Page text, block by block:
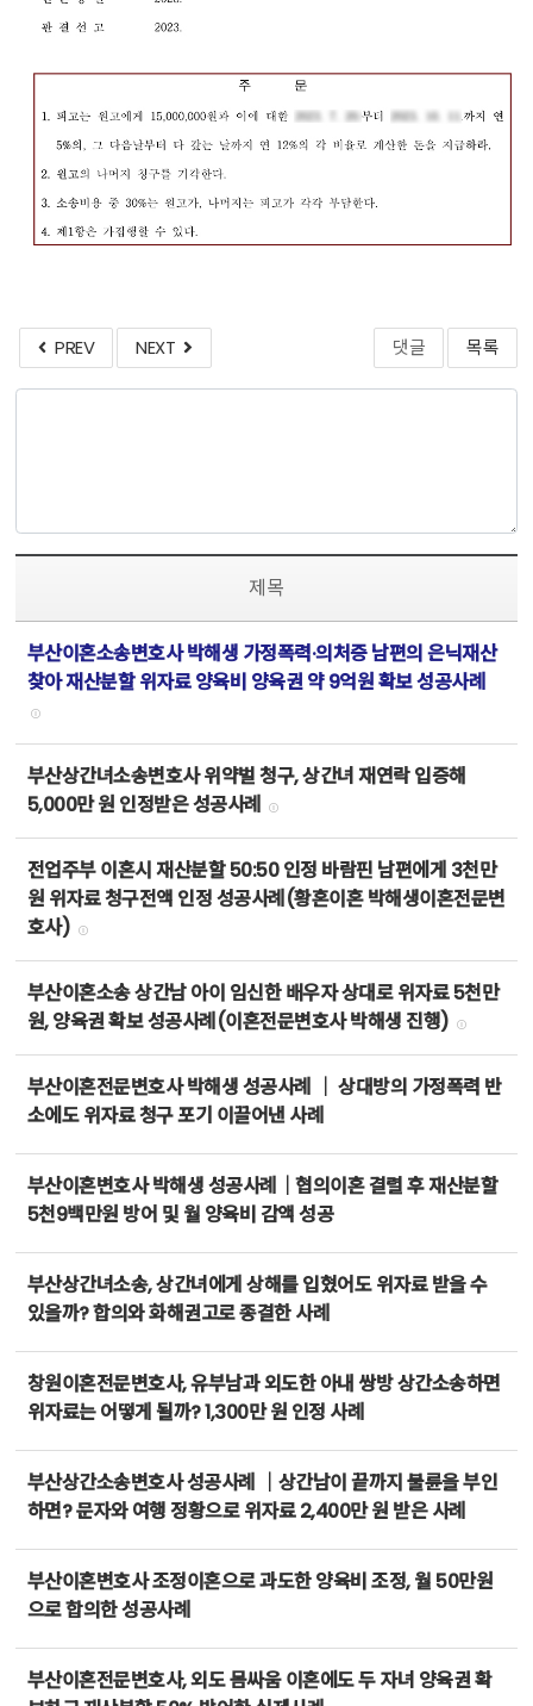
PREV NEXT 댓글 목록
제목
부산이혼소송변호사 박해생 가정폭력·의처증 남편의 은닉재산
찾아 재산분할 위자료 양육비 양육권 약 9억원 확보 성공사례
부산상간녀소송변호사 위약벌 청구, 상간녀 재연락 입증해
5,000만 원 인정받은 성공사례
전업주부 이혼시 재산분할 50:50 인정 바람핀 남편에게 3천만
원 위자료 청구전액 인정 성공사례(황혼이혼 박해생이혼전문변
호사)
부산이혼소송 상간남 아이 임신한 배우자 상대로 위자료 5천만
원, 양육권 확보 성공사례(이혼전문변호사 박해생 진행)
부산이혼전문변호사 박해생 성공사례 ｜ 상대방의 가정폭력 반
소에도 위자료 청구 포기 이끌어낸 사례
부산이혼변호사 박해생 성공사례｜협의이혼 결렬 후 재산분할
5천9백만원 방어 및 월 양육비 감액 성공
부산상간녀소송, 상간녀에게 상해를 입혔어도 위자료 받을 수
있을까? 합의와 화해권고로 종결한 사례
창원이혼전문변호사, 유부남과 외도한 아내 쌍방 상간소송하면
위자료는 어떻게 될까? 1,300만 원 인정 사례
부산상간소송변호사 성공사례 ｜상간남이 끝까지 불륜을 부인
하면? 문자와 여행 정황으로 위자료 2,400만 원 받은 사례
부산이혼변호사 조정이혼으로 과도한 양육비 조정, 월 50만원
으로 합의한 성공사례
부산이혼전문변호사, 외도 몸싸움 이혼에도 두 자녀 양육권 확